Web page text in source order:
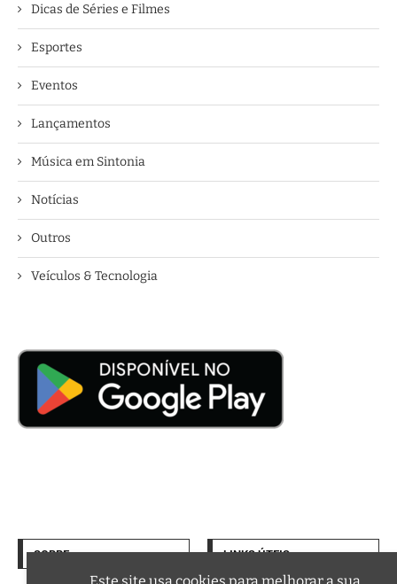
Dicas de Séries e Filmes
Esportes
Eventos
Lançamentos
Música em Sintonia
Notícias
Outros
Veículos & Tecnologia
SOBRE LINKS ÚTEIS
Termos de Uso